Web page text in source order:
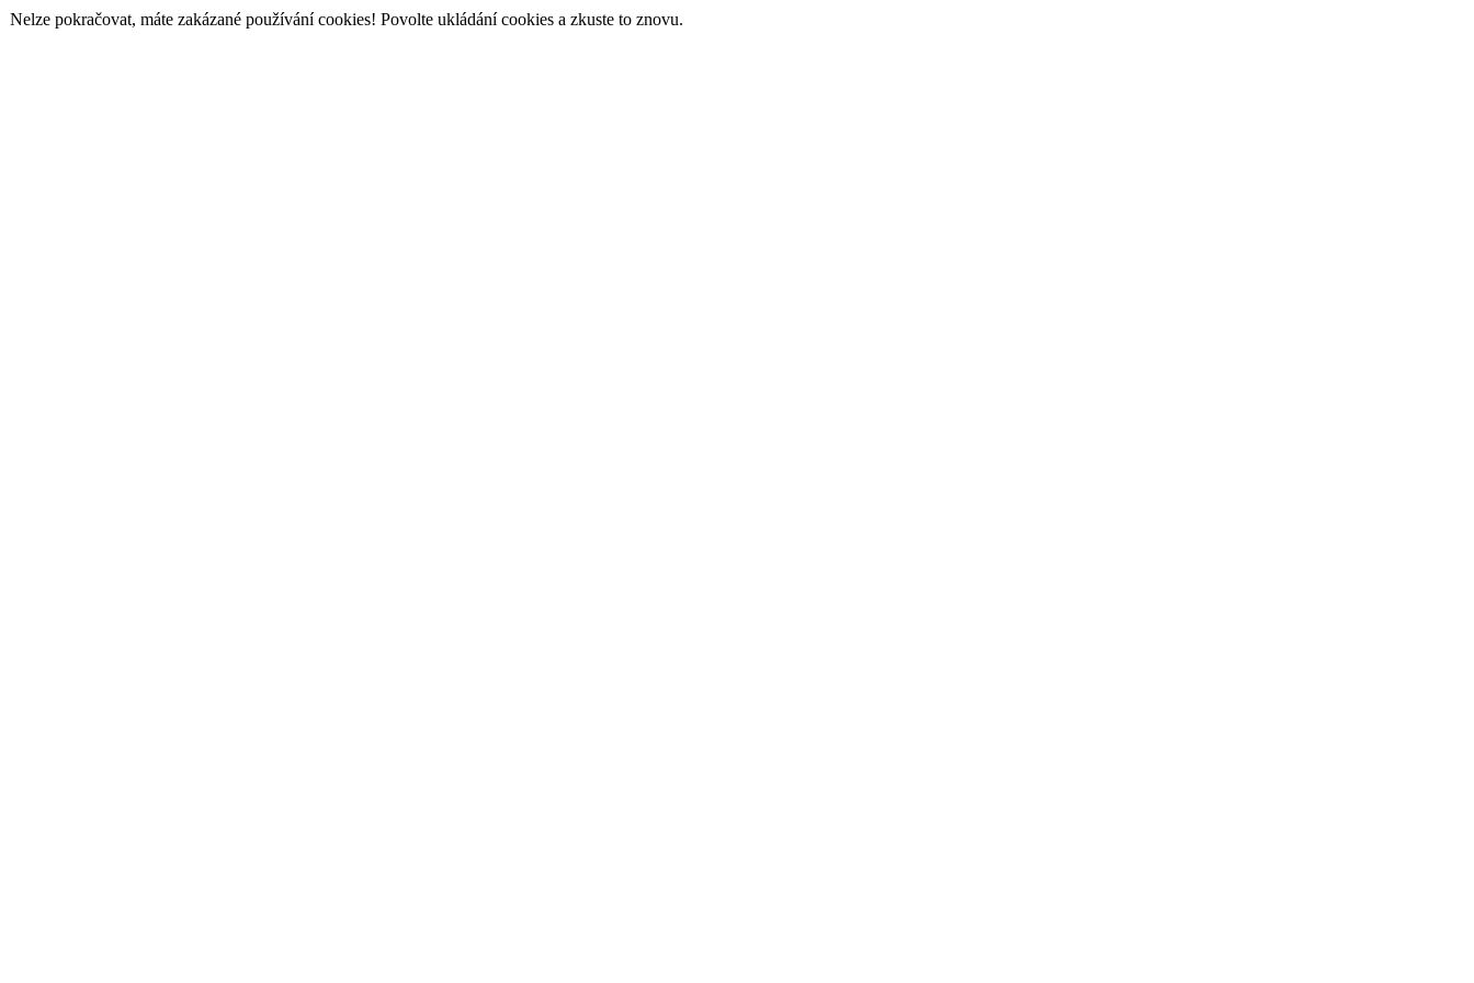
Nelze pokračovat, máte zakázané používání cookies! Povolte ukládání cookies a zkuste to znovu.